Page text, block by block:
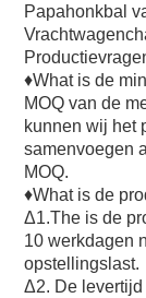
Papahonkbal
♦What is de
MOQ van de
kunnen wij het
samenvoegen
MOQ.
♦What is de
Δ1.The is de
10 werkdagen
opstellingslast.
Δ2. De levertijd